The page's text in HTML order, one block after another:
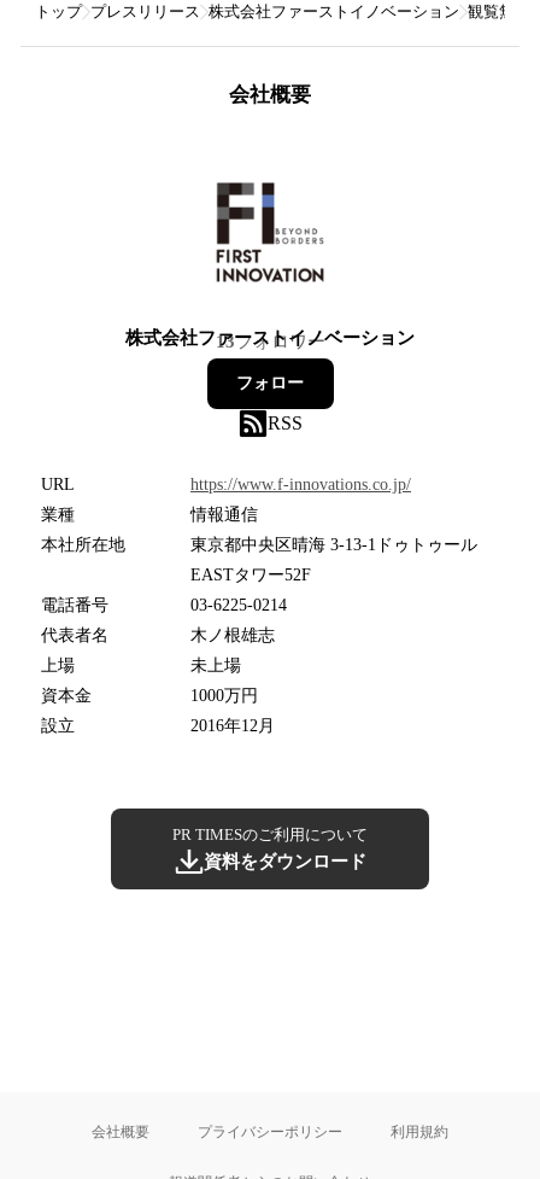
トップ プレスリリース 株式会社ファーストイノベーション 観覧無料
会社概要
株式会社ファーストイノベーション
13フォロワー
フォロー
RSS
URL
https://www.f-innovations.co.jp/
業種
情報通信
本社所在地
東京都中央区晴海 3-13-1ドゥトゥール
EASTタワー52F
電話番号
03-6225-0214
代表者名
木ノ根雄志
上場
未上場
資本金
1000万円
設立
2016年12月
PR TIMESのご利用について
資料をダウンロード
会社概要 プライバシーポリシー 利用規約